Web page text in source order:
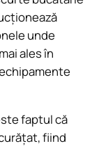
unde
ales în
faptul că
fiind